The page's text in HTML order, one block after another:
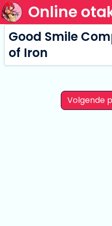
Online
Good Smile
of Iron
Volgende